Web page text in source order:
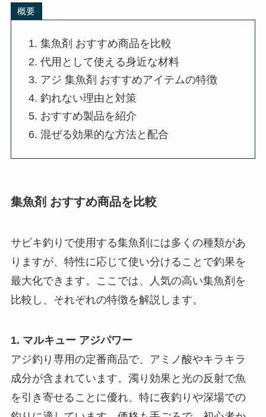
概要
集魚剤 おすすめ商品を比較
代用として使える身近な材料
アジ 集魚剤 おすすめアイテムの特徴
釣れない理由と対策
おすすめ製品を紹介
混ぜる効果的な方法と配合
集魚剤 おすすめ商品を比較
サビキ釣りで使用する集魚剤には多くの種類があ
りますが、特性に応じて使い分けることで釣果を
最大化できます。ここでは、人気の高い集魚剤を
比較し、それぞれの特徴を解説します。
1. マルキュー アジパワー
アジ釣り専用の定番商品で、アミノ酸やキラキラ
成分が含まれています。濁り効果と光の反射で魚
を引き寄せることに優れ、特に夜釣りや深場での